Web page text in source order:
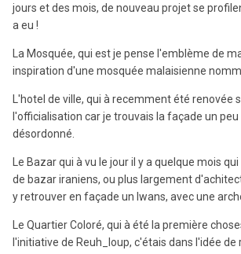
jours et des mois, de nouveau projet se
a eu !
La Mosquée, qui est je pense l'emblème de
inspiration d'une mosquée malaisienne
L'hotel de ville, qui à recemment été renovée
l'officialisation car je trouvais la façade un
désordonné.
Le Bazar qui à vu le jour il y a quelque mois
de bazar iraniens, ou plus largement
y retrouver en façade un Iwans, avec une
Le Quartier Coloré, qui à été la première
l'initiative de Reuh_loup, c'étais dans l'idée de